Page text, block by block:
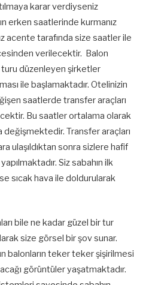
karar verdiyseniz
erken saatlerinde kurmanız
acente tarafında size saatler ile
verilecektir. Balon
turu düzenleyen şirketler
ile başlamaktadır. Otelinizin
saatlerde transfer araçları
Bu saatler ortalama olarak
değişmektedir. Transfer araçları
ulaşıldıktan sonra sizlere hafif
Siz sabahın ilk
sıcak hava ile doldurularak
bile ne kadar güzel bir tur
size görsel bir şov sunar.
balonların teker teker şişirilmesi
görüntüler yaşatmaktadır.